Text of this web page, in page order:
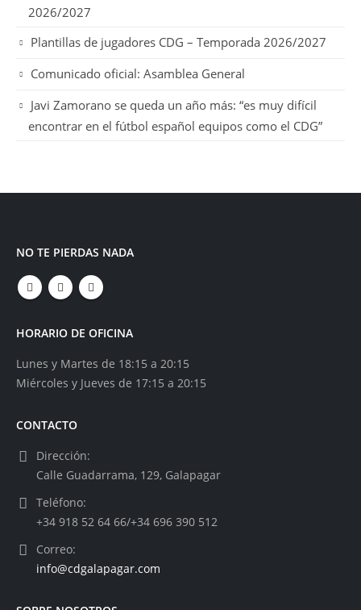
2026/2027
Plantillas de jugadores CDG – Temporada 2026/2027
Comunicado oficial: Asamblea General
Javi Zamorano se queda un año más: “es muy difícil
encontrar en el fútbol español equipos como el CDG”
NO TE PIERDAS NADA
HORARIO DE OFICINA
Lunes y Martes de 18:15 a 20:15
Miércoles y Jueves de 17:15 a 20:15
CONTACTO
Dirección:
Calle Guadarrama, 129, Galapagar
Teléfono:
+34 918 52 64 66/+34 696 390 512
Correo:
info@cdgalapagar.com